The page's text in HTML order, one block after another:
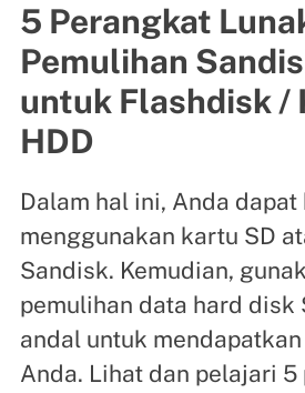
5 Perangkat
Pemulihan
untuk Flashdisk /
HDD
Dalam hal ini, Anda dapat
menggunakan kartu SD
Sandisk. Kemudian,
pemulihan data hard disk
andal untuk
Anda. Lihat dan pelajari